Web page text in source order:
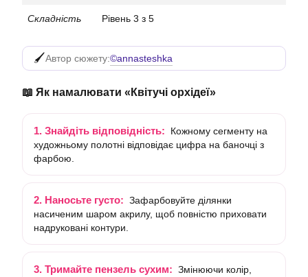
Складність Рівень 3 з 5
Автор сюжету:©annasteshka
📖 Як намалювати «Квітучі орхідеї»
1. Знайдіть відповідність:
Кожному сегменту на
художньому полотні відповідає цифра на баночці з
фарбою.
2. Наносьте густо: Зафарбовуйте ділянки
насиченим шаром акрилу, щоб повністю приховати
надруковані контури.
3. Тримайте пензель сухим: Змінюючи колір,